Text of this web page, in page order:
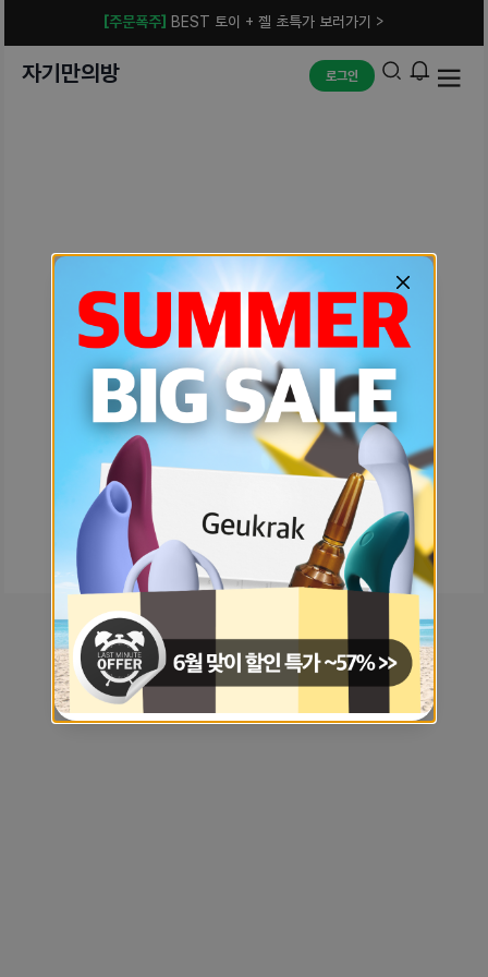
[주문폭주] BEST 토이 + 젤 초특가 보러가기 >
자기만의방 로그인
예상치 못한 에러입니다.